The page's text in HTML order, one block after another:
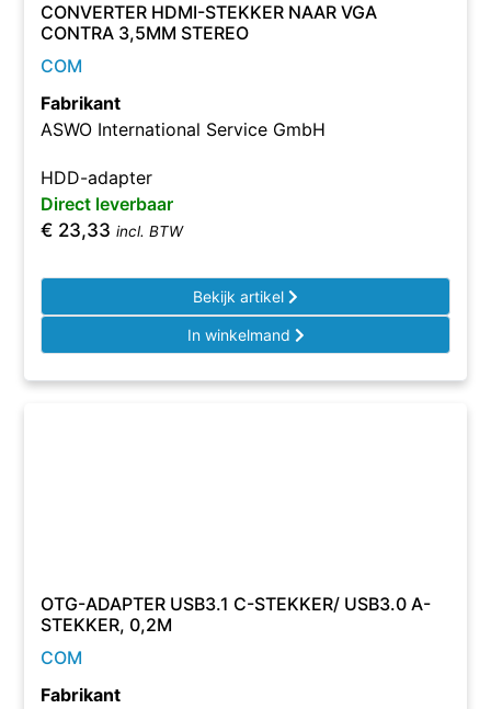
CONVERTER HDMI-STEKKER NAAR VGA
CONTRA 3,5MM STEREO
COM
Fabrikant
ASWO International Service GmbH
HDD-adapter
Direct leverbaar
€ 23,33 incl. BTW
Bekijk artikel
In winkelmand
OTG-ADAPTER USB3.1 C-STEKKER/ USB3.0 A-
STEKKER, 0,2M
COM
Fabrikant